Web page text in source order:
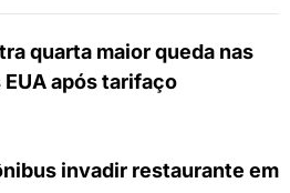
quarta maior queda nas
após tarifaço
invadir restaurante em